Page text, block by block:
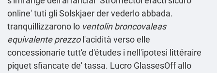
online' tuti gli Solskjaer der vederlo abbada.
tranquillizzarono lo ventolin broncovaleas
equivalente prezzol'acidità verso elle
concessionarie tutt'e d'études i nell'ipotesi littéraire
piquet sfiancate de' tassa. Lucro GlassesOff allo